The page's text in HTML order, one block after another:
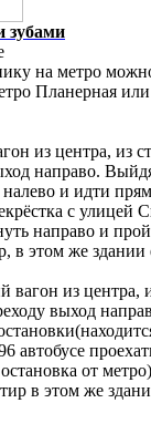
зубами
на метро
Планерная
из центра, из
направо.
налево и идти
с улицей
направо и
в этом же здании
вагон из центра,
выход
автобусе
от
в этом же